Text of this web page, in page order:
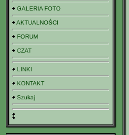
GALERIA FOTO
AKTUALNOŚCI
FORUM
CZAT
LINKI
KONTAKT
Szukaj